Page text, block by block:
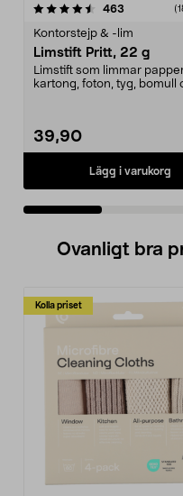
463
Kontorstejp & -lim
Limstift Pritt, 22 g
Limstift som limmar
kartong, foton, tyg, bomull
39,90
Lägg i varukorg
4.5 av 5 stjärnor
Ovanligt bra
Kolla priset